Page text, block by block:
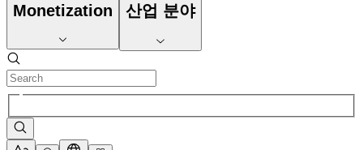
Monetization 산업 분야